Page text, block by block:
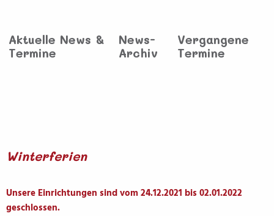
Aktuelle News &
Termine
News-
Archiv
Vergangene
Termine
Winterferien
Unsere Einrichtungen sind vom 24.12.2021 bis 02.01.2022
geschlossen.